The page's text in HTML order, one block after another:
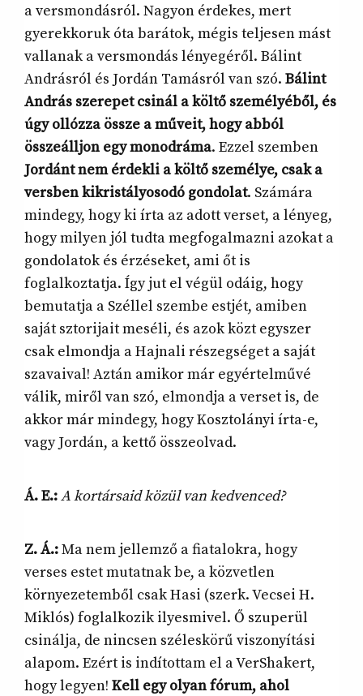
a versmondásról. Nagyon érdekes, mert
gyerekkoruk óta barátok, mégis teljesen mást
vallanak a versmondás lényegéről. Bálint
Andrásról és Jordán Tamásról van szó. Bálint
András szerepet csinál a költő személyéből, és
úgy ollózza össze a műveit, hogy abból
összeálljon egy monodráma. Ezzel szemben
Jordánt nem érdekli a költő személye, csak a
versben kikristályosodó gondolat. Számára
mindegy, hogy ki írta az adott verset, a lényeg,
hogy milyen jól tudta megfogalmazni azokat a
gondolatok és érzéseket, ami őt is
foglalkoztatja. Így jut el végül odáig, hogy
bemutatja a Széllel szembe estjét, amiben
saját sztorijait meséli, és azok közt egyszer
csak elmondja a Hajnali részegséget a saját
szavaival! Aztán amikor már egyértelművé
válik, miről van szó, elmondja a verset is, de
akkor már mindegy, hogy Kosztolányi írta-e,
vagy Jordán, a kettő összeolvad.
Á. E.:A kortársaid közül van kedvenced?
Z. Á.:Ma nem jellemző a fiatalokra, hogy
verses estet mutatnak be, a közvetlen
környezetemből csak Hasi (szerk. Vecsei H.
Miklós) foglalkozik ilyesmivel. Ő szuperül
csinálja, de nincsen széleskörű viszonyítási
alapom. Ezért is indítottam el a VerShakert,
hogy legyen! Kell egy olyan fórum, ahol